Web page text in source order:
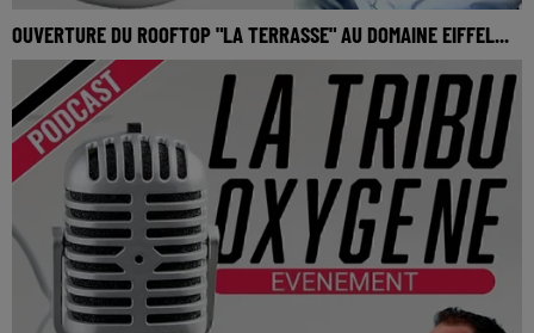
OUVERTURE DU ROOFTOP "LA TERRASSE" AU DOMAINE EIFFEL...
Ouverture du rooftop "La Terrasse" au domaine Eiffel
(Rochefort-sur-Loire)